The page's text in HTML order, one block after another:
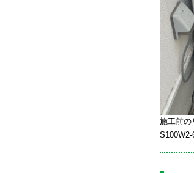
施工前の
S100W2-